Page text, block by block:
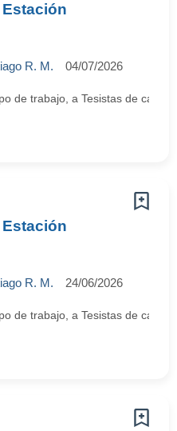
R. M. 04/07/2026
de trabajo, a Tesistas de
R. M. 24/06/2026
de trabajo, a Tesistas de